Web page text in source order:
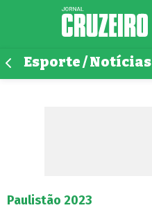
Esporte / Notícias
Paulistão 2023